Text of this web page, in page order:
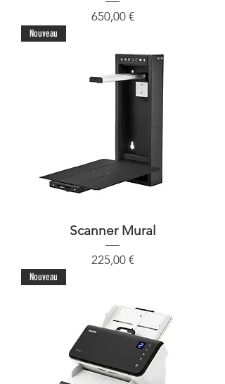
Precio
650,00 €
Nouveau
Scanner Mural
Precio
225,00 €
Nouveau